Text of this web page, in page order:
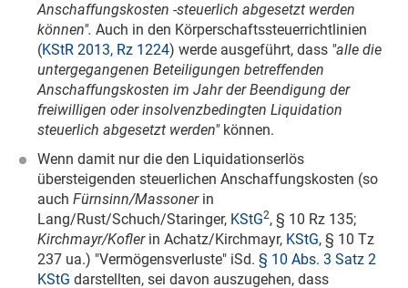
Anschaffungskosten -steuerlich abgesetzt werden
können". Auch in den Körperschaftssteuerrichtlinien
(KStR 2013, Rz 1224) werde ausgeführt, dass "alle die
untergegangenen Beteiligungen betreffenden
Anschaffungskosten im Jahr der Beendigung der
freiwilligen oder insolvenzbedingten Liquidation
steuerlich abgesetzt werden" können.
Wenn damit nur die den Liquidationserlös
übersteigenden steuerlichen Anschaffungskosten (so
auch Fürnsinn/Massoner in
Lang/Rust/Schuch/Staringer, KStG2, § 10 Rz 135;
Kirchmayr/Kofler in Achatz/Kirchmayr, KStG, § 10 Tz
237 ua.) "Vermögensverluste" iSd. § 10 Abs. 3 Satz 2
KStG darstellten, sei davon auszugehen, dass